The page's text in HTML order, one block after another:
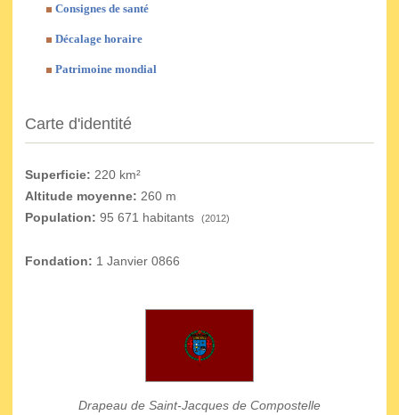
Consignes de santé
Décalage horaire
Patrimoine mondial
Carte d'identité
Superficie: 220 km²
Altitude moyenne: 260 m
Population: 95 671 habitants (2012)
Fondation: 1 Janvier 0866
Drapeau de Saint-Jacques de Compostelle